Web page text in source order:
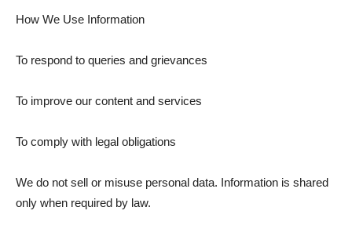
How We Use Information
To respond to queries and grievances
To improve our content and services
To comply with legal obligations
We do not sell or misuse personal data. Information is shared
only when required by law.